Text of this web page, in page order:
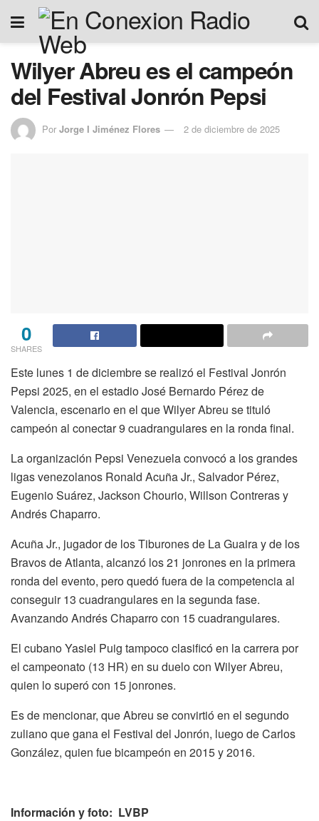
Wilyer Abreu es el campeón
del Festival Jonrón Pepsi
Por Jorge I Jiménez Flores 2 de diciembre de 2025
0
SHARES
Este lunes 1 de diciembre se realizó el Festival Jonrón
Pepsi 2025, en el estadio José Bernardo Pérez de
Valencia, escenario en el que Wilyer Abreu se tituló
campeón al conectar 9 cuadrangulares en la ronda final.
La organización Pepsi Venezuela convocó a los grandes
ligas venezolanos Ronald Acuña Jr., Salvador Pérez,
Eugenio Suárez, Jackson Chourio, Willson Contreras y
Andrés Chaparro.
Acuña Jr., jugador de los Tiburones de La Guaira y de los
Bravos de Atlanta, alcanzó los 21 jonrones en la primera
ronda del evento, pero quedó fuera de la competencia al
conseguir 13 cuadrangulares en la segunda fase.
Avanzando Andrés Chaparro con 15 cuadrangulares.
El cubano Yasiel Puig tampoco clasificó en la carrera por
el campeonato (13 HR) en su duelo con Wilyer Abreu,
quien lo superó con 15 jonrones.
Es de mencionar, que Abreu se convirtió en el segundo
zuliano que gana el Festival del Jonrón, luego de Carlos
González, quien fue bicampeón en 2015 y 2016.
Información y foto: LVBP